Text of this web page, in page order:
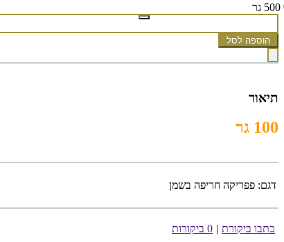
500 גר
הוספה לסל
תיאור
100 גר
דגם: פפריקה חריפה בשמן
כתבו ביקורת | 0 ביקורות